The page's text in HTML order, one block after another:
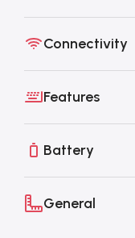
Connectivity
Features
Battery
General